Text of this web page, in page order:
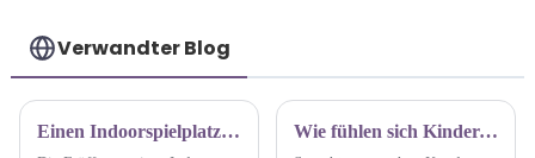
Verwandter Blog
Einen Indoorspielplatz eröffnen: In die Zukunft investieren, Freude ernten Wie fühlen sich Kinder, wenn sie einen Indoor-Spielplatz betreten?